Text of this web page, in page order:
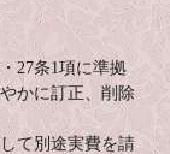
27条1項に準拠
かに訂正、削除
て別途実費を請